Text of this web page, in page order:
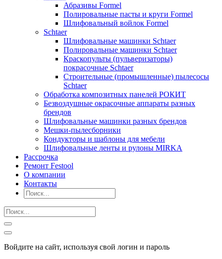
Абразивы Formel
Полировальные пасты и круги Formel
Шлифовальный войлок Formel
Schtaer
Шлифовальные машинки Schtaer
Полировальные машинки Schtaer
Краскопульты (пульверизаторы)
покрасочные Schtaer
Строительные (промышленные) пылесосы
Schtaer
Обработка композитных панелей РОКИТ
Безвоздушные окрасочные аппараты разных
брендов
Шлифовальные машинки разных брендов
Мешки-пылесборники
Кондукторы и шаблоны для мебели
Шлифовальные ленты и рулоны MIRKA
Рассрочка
Ремонт Festool
О компании
Контакты
Войдите на сайт, используя свой логин и пароль